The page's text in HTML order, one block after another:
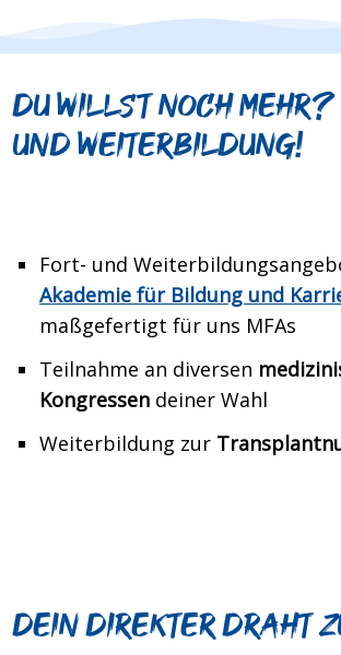
Du willst noch
und Weiterbildung!
Fort- und
Akademie für Bildung und
maßgefertigt für uns MFAs
Teilnahme an diversen
Kongressen deiner Wahl
Weiterbildung zur
Dein direkter Draht